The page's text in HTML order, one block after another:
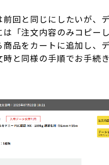
回と同じにしたいが、
「注文内容のみコピー
品をカートに追加し、
と同様の手順でお手続